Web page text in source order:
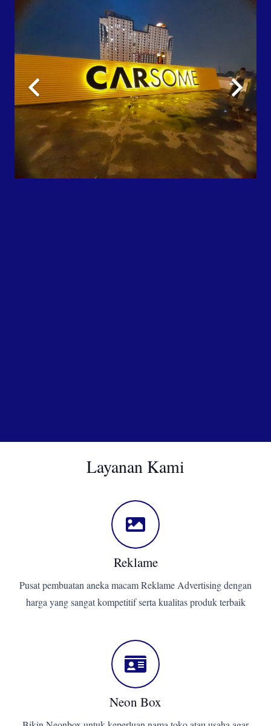
Layanan Kami
Reklame
Pusat pembuatan aneka macam Reklame Advertising dengan
harga yang sangat kompetitif serta kualitas produk terbaik
Neon Box